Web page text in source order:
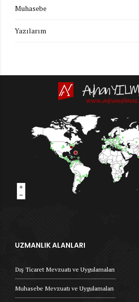
Muhasebe
Yazılarım
UZMANLIK ALANLARI
Dış Ticaret Mevzuatı ve Uygulamaları
Muhasebe Mevzuatı ve Uygulamaları